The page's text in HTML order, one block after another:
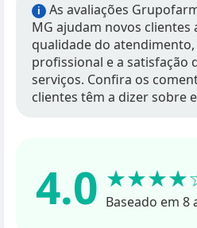
i
As avaliações
MG ajudam novos clientes
qualidade do atendimento,
profissional e a satisfação
serviços. Confira os
clientes têm a dizer sobre
4.0 Baseado em 8